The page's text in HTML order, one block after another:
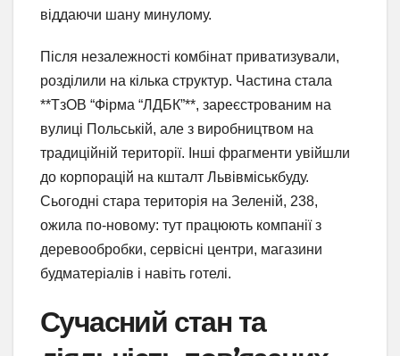
віддаючи шану минулому.
Після незалежності комбінат приватизували,
розділили на кілька структур. Частина стала
**ТзОВ “Фірма “ЛДБК”**, зареєстрованим на
вулиці Польській, але з виробництвом на
традиційній території. Інші фрагменти увійшли
до корпорацій на кшталт Львівміськбуду.
Сьогодні стара територія на Зеленій, 238,
ожила по-новому: тут працюють компанії з
деревообробки, сервісні центри, магазини
будматеріалів і навіть готелі.
Сучасний стан та